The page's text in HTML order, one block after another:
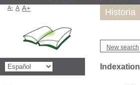
New search
Historia
A- A A+